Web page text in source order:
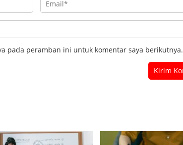
pada peramban ini untuk komentar saya berikutnya.